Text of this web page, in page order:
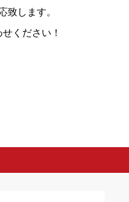
致します。
ください！